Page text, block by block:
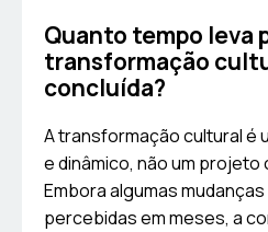
Quanto tempo leva
transformação
concluída?
A transformação cultural é
e dinâmico, não um projeto
Embora algumas
percebidas em meses, a